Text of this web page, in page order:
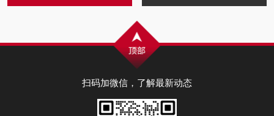
扫码加微信，了解最新动态